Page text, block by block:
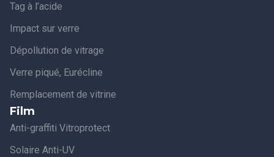
Tag à l’acide
Impact sur verre
Dépollution de vitrage
Verre piqué, Eurécline
Remplacement de vitrine
Film
Anti-graffiti Vitroprotect
Solaire Anti-UV